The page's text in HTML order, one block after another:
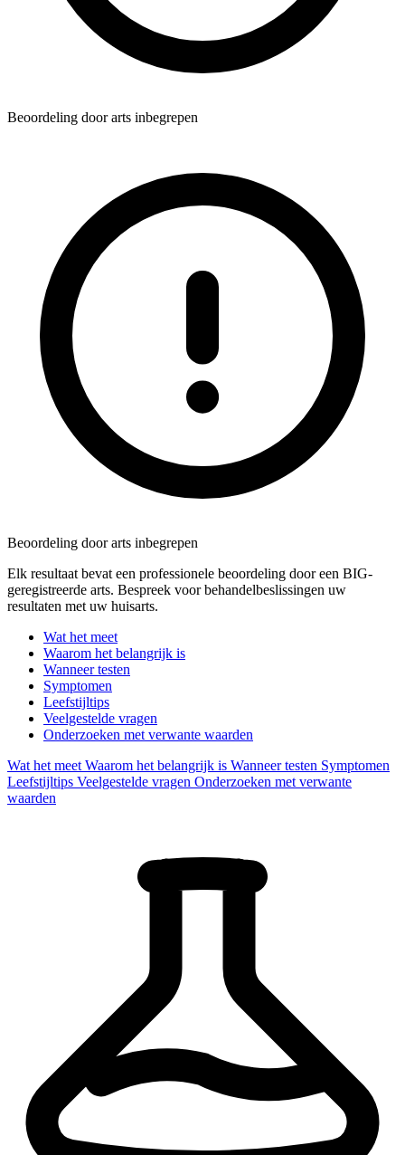
Beoordeling door arts inbegrepen
Beoordeling door arts inbegrepen
Elk resultaat bevat een professionele beoordeling door een BIG-
geregistreerde arts. Bespreek voor behandelbeslissingen uw
resultaten met uw huisarts.
Wat het meet
Waarom het belangrijk is
Wanneer testen
Symptomen
Leefstijltips
Veelgestelde vragen
Onderzoeken met verwante waarden
Wat het meet Waarom het belangrijk is Wanneer testen Symptomen
Leefstijltips Veelgestelde vragen Onderzoeken met verwante
waarden